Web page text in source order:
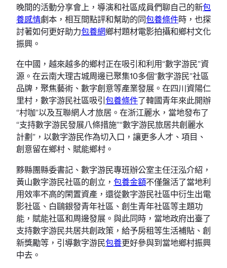
晚間的活動分享會上，導演和社區成員們聊自己的新包
養感情劇本，相互間點評和幫助的同包養條件時，也探
討著如何更好助力包養網鄉村題材電影拍攝和鄉村文化
振興。
在中國，越來越多的鄉村正在吸引和利用“數字游民”資
源。在云南大理古城周邊已聚集10多個“數字游民”社區
品牌，聚焦藝術、數字創意等產業發展。在四川資陽仁
里村，數字游民社區吸引包養條件了韓國青年來此開辦
“村咖”以及互聯網人才旅居。在浙江麗水，當地發布了
“支持數字游民發展八條措施”“數字游民旅居共創麗水
計劃”，以數字游民作為切入口，讓更多人才、項目、
創意留在鄉村、賦能鄉村。
黟縣團縣委書記、數字游民專班辦公室主任汪泓介紹，
黃山數字游民社區的創立， 包養金額不僅盤活了當地利
用效率不高的閑置資產，還從數字游民社區中衍生出電
影社區、白鷗銀發青年社區、創生青年社區等主題功
能，賦能社區和周邊發展。與此同時，當地政府出臺了
支持數字游民共居共創政策，給予房租等生活補貼、創
新獎勵等，引導數字游民包養更好參與到當地鄉村振興
中去。